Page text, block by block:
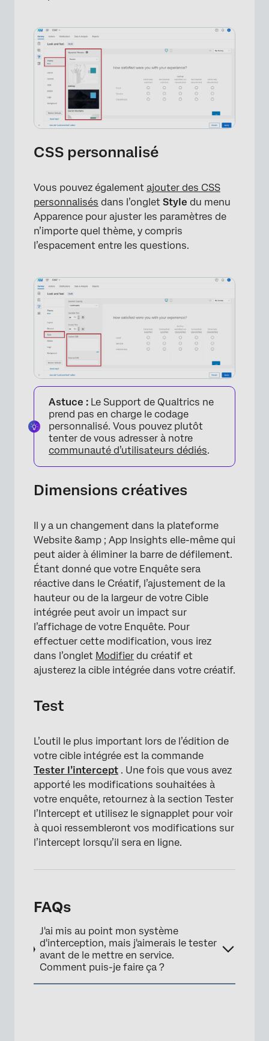
×
×
CSS personnalisé
Vous pouvez également ajouter des CSS
personnalisés dans l’onglet Style du menu
Apparence pour ajuster les paramètres de
n’importe quel thème, y compris
l’espacement entre les questions.
×
Astuce : Le Support de Qualtrics ne
prend pas en charge le codage
personnalisé. Vous pouvez plutôt
tenter de vous adresser à notre
communauté d’utilisateurs dédiés.
Dimensions créatives
Il y a un changement dans la plateforme
Website &amp ; App Insights elle-même qui
peut aider à éliminer la barre de défilement.
Étant donné que votre Enquête sera
réactive dans le Créatif, l’ajustement de la
hauteur ou de la largeur de votre Cible
intégrée peut avoir un impact sur
l’affichage de votre Enquête. Pour
effectuer cette modification, vous irez
dans l’onglet Modifier du créatif et
ajusterez la cible intégrée dans votre créatif.
Test
L’outil le plus important lors de l’édition de
votre cible intégrée est la commande
Tester l’intercept . Une fois que vous avez
apporté les modifications souhaitées à
votre enquête, retournez à la section Tester
l’Intercept et utilisez le signapplet pour voir
à quoi ressembleront vos modifications sur
l’intercept lorsqu’il sera en ligne.
FAQs
J'ai mis au point mon système
d'interception, mais j'aimerais le tester
avant de le mettre en service.
Comment puis-je faire ça ?